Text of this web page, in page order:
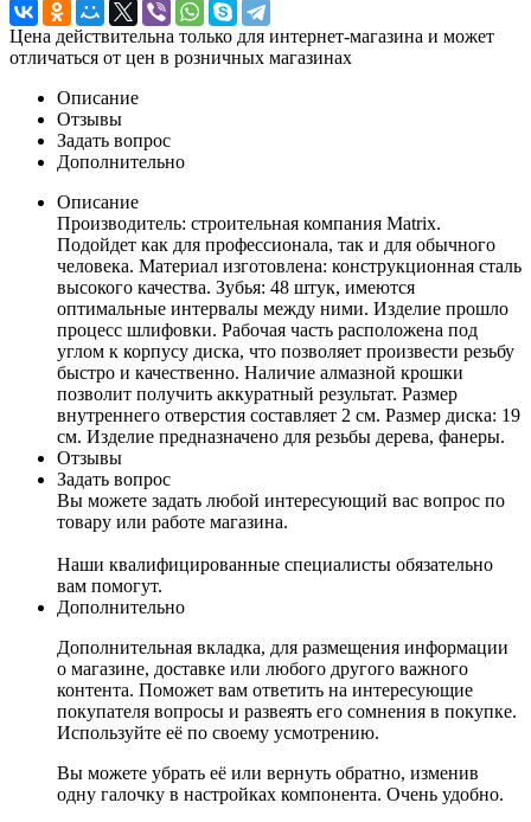
Цена действительна только для интернет-магазина и может
отличаться от цен в розничных магазинах
Описание
Отзывы
Задать вопрос
Дополнительно
Описание
Производитель: строительная компания Matrix.
Подойдет как для профессионала, так и для обычного
человека. Материал изготовлена: конструкционная сталь
высокого качества. Зубья: 48 штук, имеются
оптимальные интервалы между ними. Изделие прошло
процесс шлифовки. Рабочая часть расположена под
углом к корпусу диска, что позволяет произвести резьбу
быстро и качественно. Наличие алмазной крошки
позволит получить аккуратный результат. Размер
внутреннего отверстия составляет 2 см. Размер диска: 19
см. Изделие предназначено для резьбы дерева, фанеры.
Отзывы
Задать вопрос
Вы можете задать любой интересующий вас вопрос по
товару или работе магазина.
Наши квалифицированные специалисты обязательно
вам помогут.
Дополнительно
Дополнительная вкладка, для размещения информации
о магазине, доставке или любого другого важного
контента. Поможет вам ответить на интересующие
покупателя вопросы и развеять его сомнения в покупке.
Используйте её по своему усмотрению.
Вы можете убрать её или вернуть обратно, изменив
одну галочку в настройках компонента. Очень удобно.